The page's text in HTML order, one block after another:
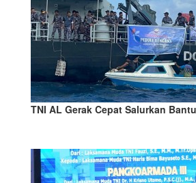
TNI AL Gerak Cepat Salurkan